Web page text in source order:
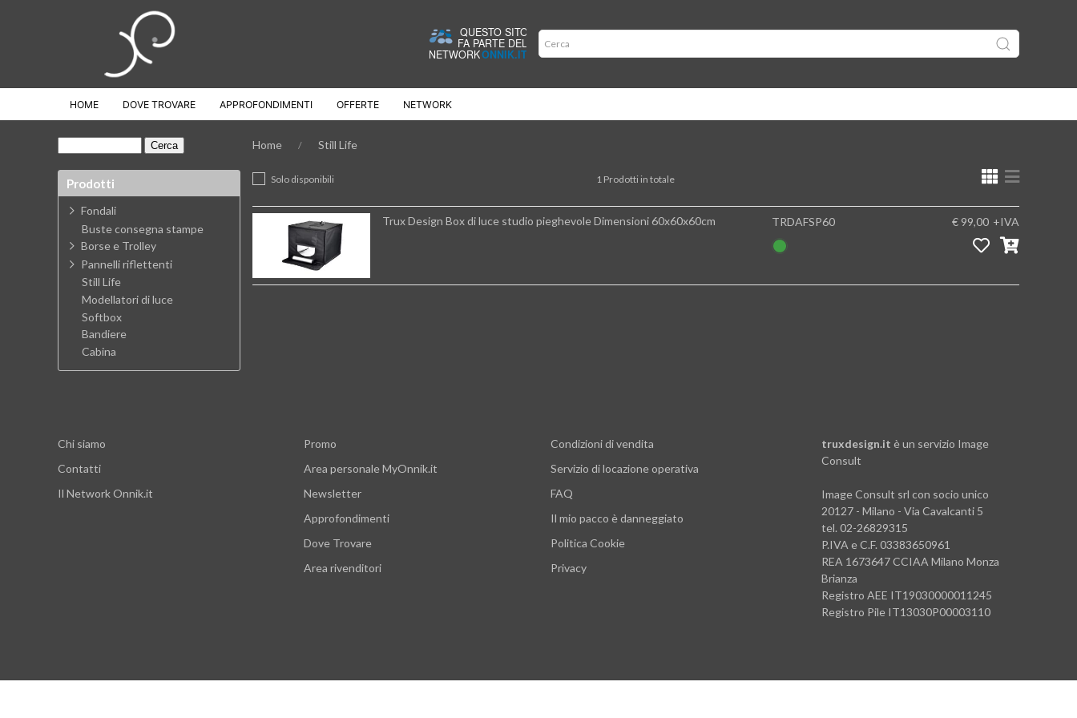
HOME DOVE TROVARE APPROFONDIMENTI OFFERTE NETWORK
Home Still Life
Solo disponibili 1 Prodotti in totale
Trux Design Box di luce studio pieghevole Dimensioni 60x60x60cm TRDAFSP60 € 99,00 +IVA
Prodotti
Fondali
Buste consegna stampe
Borse e Trolley
Pannelli riflettenti
Still Life
Modellatori di luce
Softbox
Bandiere
Cabina
Chi siamo
Contatti
Il Network Onnik.it
Promo
Area personale MyOnnik.it
Newsletter
Approfondimenti
Dove Trovare
Area rivenditori
Condizioni di vendita
Servizio di locazione operativa
FAQ
Il mio pacco è danneggiato
Politica Cookie
Privacy
truxdesign.it è un servizio Image
Consult
Image Consult srl con socio unico
20127 - Milano - Via Cavalcanti 5
tel. 02-26829315
P.IVA e C.F. 03383650961
REA 1673647 CCIAA Milano Monza
Brianza
Registro AEE IT19030000011245
Registro Pile IT13030P00003110